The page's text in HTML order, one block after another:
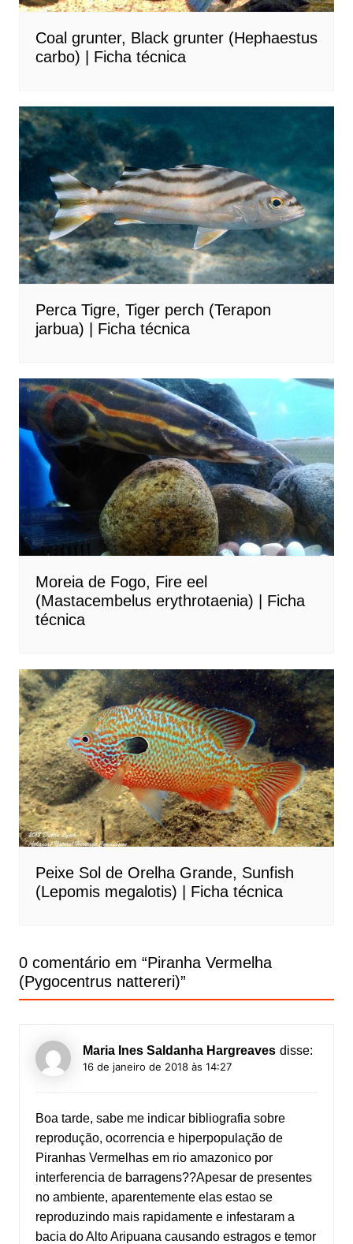
Coal grunter, Black grunter (Hephaestus
carbo) | Ficha técnica
Perca Tigre, Tiger perch (Terapon
jarbua) | Ficha técnica
Moreia de Fogo, Fire eel
(Mastacembelus erythrotaenia) | Ficha
técnica
Peixe Sol de Orelha Grande, Sunfish
(Lepomis megalotis) | Ficha técnica
0 comentário em “Piranha Vermelha
(Pygocentrus nattereri)”
Maria Ines Saldanha Hargreaves disse:
16 de janeiro de 2018 às 14:27
Boa tarde, sabe me indicar bibliografia sobre
reprodução, ocorrencia e hiperpopulação de
Piranhas Vermelhas em rio amazonico por
interferencia de barragens??Apesar de presentes
no ambiente, aparentemente elas estao se
reproduzindo mais rapidamente e infestaram a
bacia do Alto Aripuana causando estragos e temor